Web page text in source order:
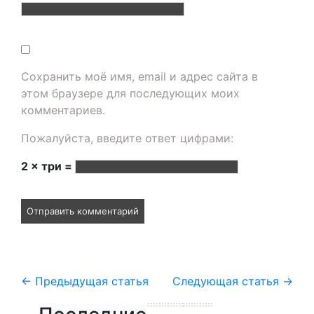
Сохранить моё имя, email и адрес сайта в
этом браузере для последующих моих
комментариев.
Пожалуйста, введите ответ цифрами:
2 × три =
← Предыдущая статья Следующая статья →